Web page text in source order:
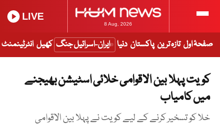
8 Aug, 2026
LIVE
صفحۂ اول تازہ ترین پاکستان دنیا ایران-اسرائیل جنگ کھیل انٹرٹینمنٹ
کویت پہلا بین الاقوامی خلائی اسٹیشن بھیجنے
میں کامیاب
خلا کو تسخیر کرنے کے لیے کویت نے پہلا بین الاقوامی